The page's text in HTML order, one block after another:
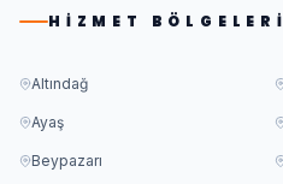
HIZMET BÖLGELERI
Altındağ
Ayaş
Beypazarı